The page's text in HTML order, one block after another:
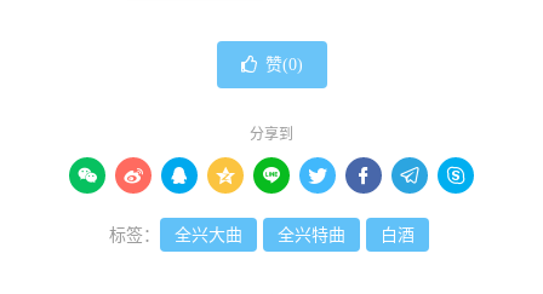
赞(0)
分享到
        
标签： 全兴大曲 全兴特曲 白酒